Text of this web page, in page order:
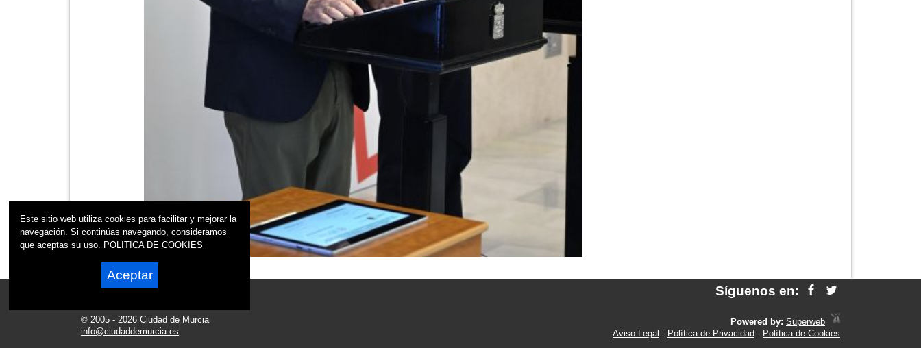
© 2005 - 2026 Ciudad de Murcia
info@ciudaddemurcia.es
Síguenos en:
Powered by: Superweb
Aviso Legal - Política de Privacidad - Política de Cookies
Este sitio web utiliza cookies para facilitar y mejorar la
navegación. Si continúas navegando, consideramos
que aceptas su uso. POLITICA DE COOKIES
Aceptar